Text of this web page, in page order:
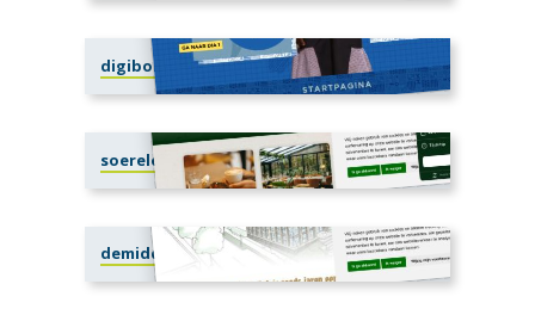
digibord.compassion.nl
soerelepe.nl
demiddelink.nl